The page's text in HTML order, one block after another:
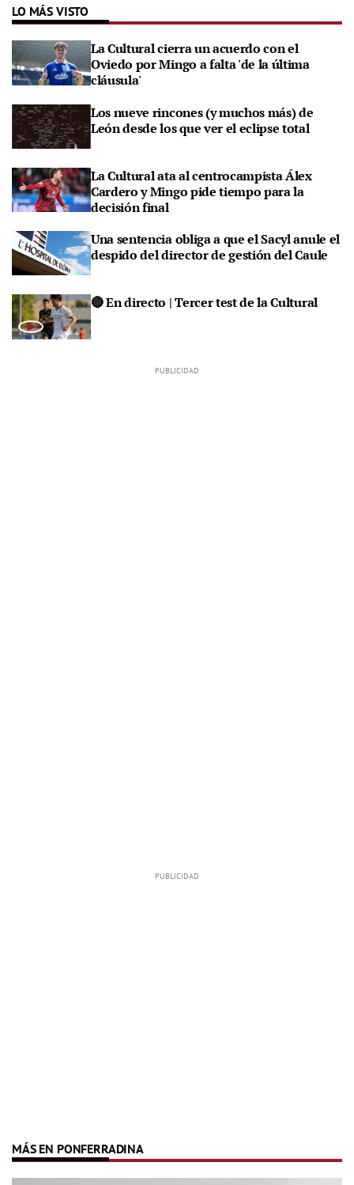
LO MÁS VISTO
La Cultural cierra un acuerdo con el
Oviedo por Mingo a falta 'de la última
cláusula'
Los nueve rincones (y muchos más) de
León desde los que ver el eclipse total
La Cultural ata al centrocampista Álex
Cardero y Mingo pide tiempo para la
decisión final
Una sentencia obliga a que el Sacyl anule el
despido del director de gestión del Caule
🔴 En directo | Tercer test de la Cultural
MÁS EN PONFERRADINA